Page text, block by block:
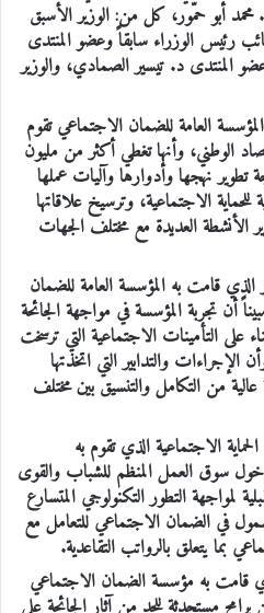
محمد أبو حمّور، كل من: الوزير الأسبق
رئيس الوزراء سابقاً وعضو المنتدى
المنتدى د. تيسير الصمادي، والوزير
العامة للضمان الاجتماعي تقوم
الوطني، وأنها تغطي أكثر من مليون
تطوير نهجها وأدوارها وآليات عملها
الاجتماعية، وترسيخ علاقاتها
الأنشطة العديدة مع مختلف الجهات
الذي قامت به المؤسسة العامة للضمان
أن تجربة المؤسسة في مواجهة الجائحة
على التأمينات الاجتماعية التي ترسخت
الإجراءات والتدابير التي اتخذتها
من التكامل والتنسيق بين مختلف
الاجتماعية الذي تقوم به
سوق العمل المنظم للشباب والقوى
لمواجهة التطور التكنولوجي المتسارع
في الضمان الاجتماعي للتعامل مع
بما يتعلق بالرواتب التقاعدية.
قامت به مؤسسة الضمان الاجتماعي